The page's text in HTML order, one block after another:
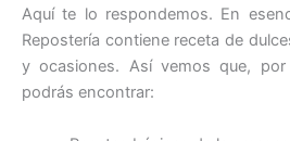
Aquí te lo respondemos. En
Repostería contiene receta de
y ocasiones. Así vemos que,
podrás encontrar: